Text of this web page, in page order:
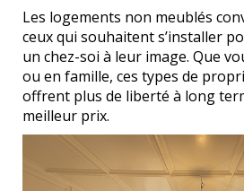
Les logements non meublés
ceux qui souhaitent s’installer
un chez-soi à leur image. Que
ou en famille, ces types de
offrent plus de liberté à long
meilleur prix.